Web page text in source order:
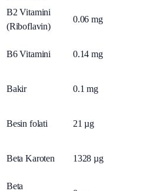
B2 Vitamini
(Riboflavin)
0.06 mg
B6 Vitamini 0.14 mg
Bakir 0.1 mg
Besin folati 21 µg
Beta Karoten 1328 µg
Beta